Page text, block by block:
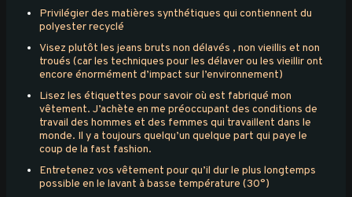
Privilégier des matières synthétiques qui contiennent du
polyester recyclé
Visez plutôt les jeans bruts non délavés , non vieillis et non
troués (car les techniques pour les délaver ou les vieillir ont
encore énormément d’impact sur l’environnement)
Lisez les étiquettes pour savoir où est fabriqué mon
vêtement. J’achète en me préoccupant des conditions de
travail des hommes et des femmes qui travaillent dans le
monde. Il y a toujours quelqu’un quelque part qui paye le
coup de la fast fashion.
Entretenez vos vêtement pour qu’il dur le plus longtemps
possible en le lavant à basse température (30°)